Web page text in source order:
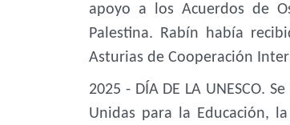
apoyo a los Acuerdos de
Palestina. Rabín había
Asturias de Cooperación
2025 - DÍA DE LA UNESCO.
Unidas para la Educación,